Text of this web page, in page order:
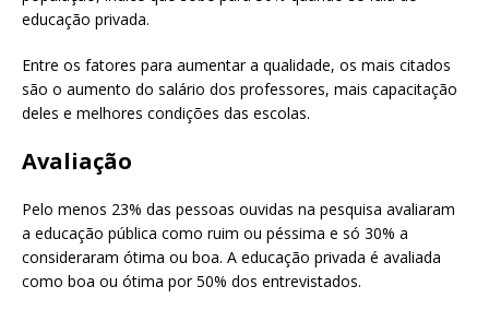
educação privada.
Entre os fatores para aumentar a qualidade, os mais citados
são o aumento do salário dos professores, mais capacitação
deles e melhores condições das escolas.
Avaliação
Pelo menos 23% das pessoas ouvidas na pesquisa avaliaram
a educação pública como ruim ou péssima e só 30% a
consideraram ótima ou boa. A educação privada é avaliada
como boa ou ótima por 50% dos entrevistados.